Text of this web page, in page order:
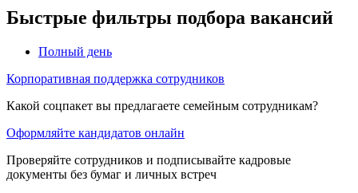
Быстрые фильтры подбора вакансий
Полный день
Корпоративная поддержка сотрудников
Какой соцпакет вы предлагаете семейным сотрудникам?
Оформляйте кандидатов онлайн
Проверяйте сотрудников и подписывайте кадровые
документы без бумаг и личных встреч